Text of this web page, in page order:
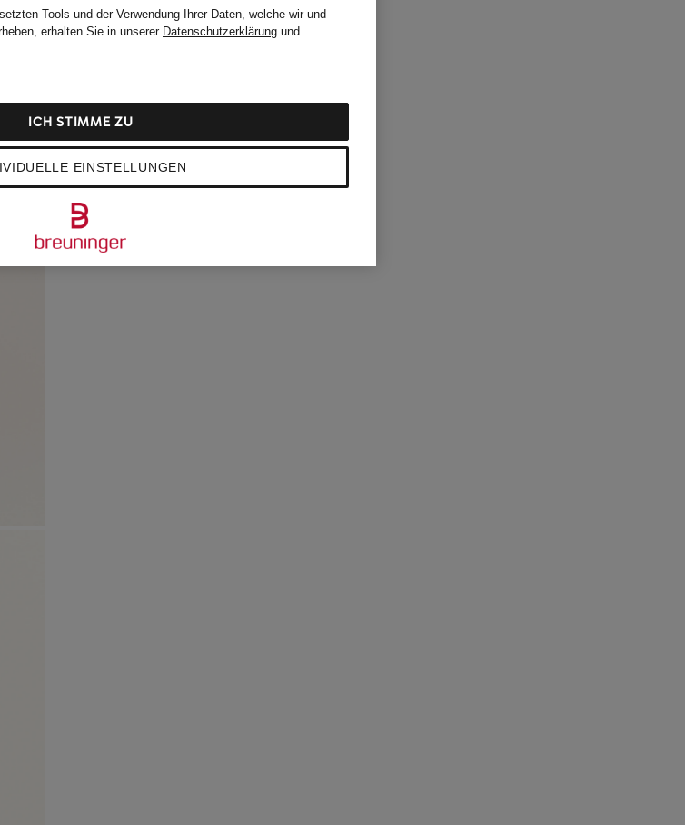
Tools und der Verwendung Ihrer Daten, welche wir und
erhalten Sie in unserer Datenschutzerklärung und
EINSTELLUNGEN
ICH STIMME ZU